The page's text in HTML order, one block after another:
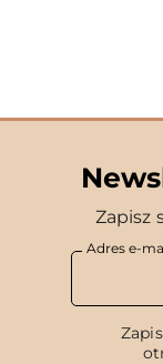
Zapisz
Adres e-